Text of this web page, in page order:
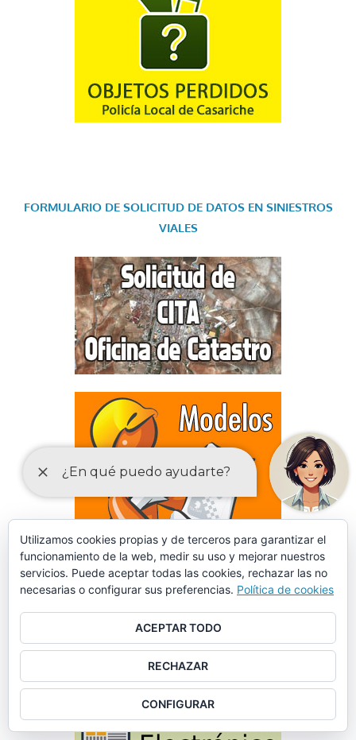
FORMULARIO DE SOLICITUD DE DATOS EN SINIESTROS
VIALES
DECLARACIONES RESPONSABLES Y COMUNICACIONES
PREVIAS PARA EL EJERCICIO DE ACTIVIDADES
Utilizamos cookies propias y de terceros para garantizar el
funcionamiento de la web, medir su uso y mejorar nuestros
servicios. Puede aceptar todas las cookies, rechazar las no
necesarias o configurar sus preferencias. Política de cookies
ACEPTAR TODO
RECHAZAR
CONFIGURAR